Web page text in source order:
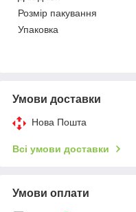
Розмір пакування
Упаковка
Умови доставки
Нова Пошта
Всі умови доставки
Умови оплати